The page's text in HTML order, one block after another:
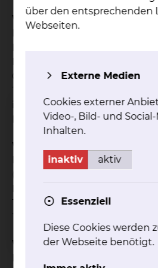
Ventrikuläre Tachykardien
Gewebe.
Therapieoption: Ablation des
im Bereich der narbig
Muskulatur
Vorhofflattern
Kreisendes Herzrasen um die
Therapieoption: Ablationslinie
Trikuspidalklappe und unterer
Vorhofflattern (atypisch)
über den entsprechenden
Webseiten.
Externe Medien
Cookies externer
Video-, Bild- und
Inhalten.
inaktiv aktiv
Essenziell
Diese Cookies werden
der Webseite benötigt.